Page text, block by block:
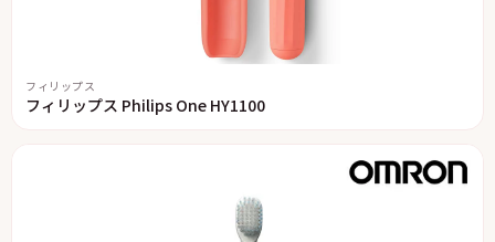
フィリップス
フィリップス Philips One HY1100